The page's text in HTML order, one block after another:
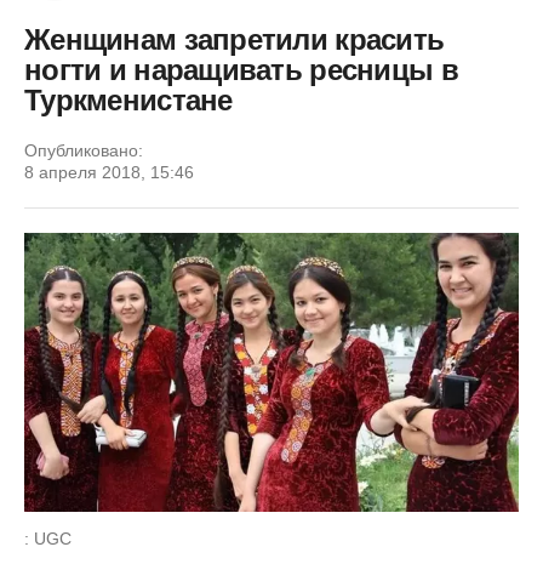
Женщинам запретили красить
ногти и наращивать ресницы в
Туркменистане
Опубликовано:
8 апреля 2018, 15:46
: UGC